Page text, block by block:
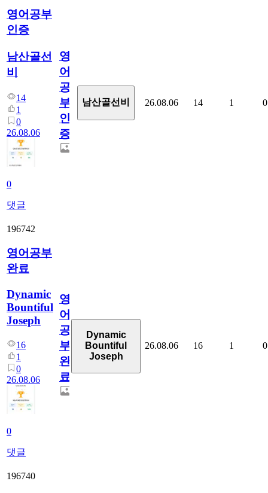
영어공부
인증
남산골선
비
14
1
0
26.08.06
0
댓글
영
어
공
부
인
증
남산골선비 26.08.06 14 1 0
196742
영어공부
완료
Dynamic
Bountiful
Joseph
16
1
0
26.08.06
0
댓글
영
어
공
부
완
료
Dynamic
Bountiful
Joseph
26.08.06 16 1 0
196740